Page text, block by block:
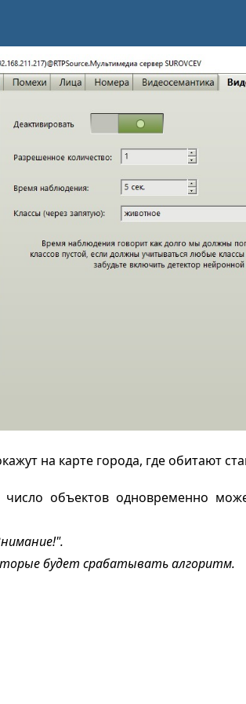
на карте города, где обитают
число объектов одновременно
будет срабатывать алгоритм.